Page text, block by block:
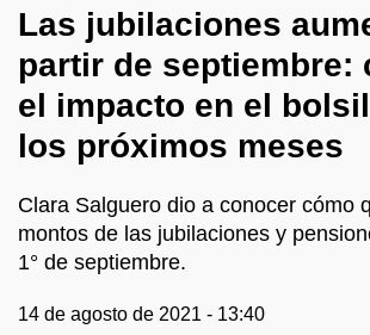
Las jubilaciones
partir de septiembre:
el impacto en el
los próximos meses
Clara Salguero dio a conocer cómo
montos de las jubilaciones y
1° de septiembre.
14 de agosto de 2021 - 13:40